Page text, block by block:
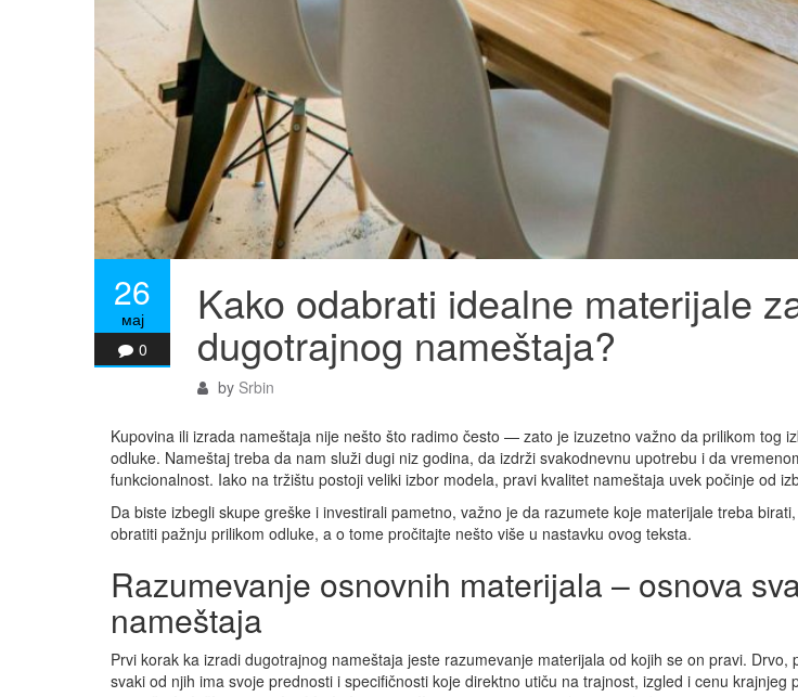
26
мај
0
Kako odabrati idealne materijale
dugotrajnog nameštaja?
by Srbin
Kupovina ili izrada nameštaja nije nešto što radimo često — zato je izuzetno važno da prilikom tog
odluke. Nameštaj treba da nam služi dugi niz godina, da izdrži svakodnevnu upotrebu i da
funkcionalnost. Iako na tržištu postoji veliki izbor modela, pravi kvalitet nameštaja uvek počinje od
Da biste izbegli skupe greške i investirali pametno, važno je da razumete koje materijale treba
obratiti pažnju prilikom odluke, a o tome pročitajte nešto više u nastavku ovog teksta.
Razumevanje osnovnih materijala – osnova
nameštaja
Prvi korak ka izradi dugotrajnog nameštaja jeste razumevanje materijala od kojih se on pravi. Drvo,
svaki od njih ima svoje prednosti i specifičnosti koje direktno utiču na trajnost, izgled i cenu krajnjeg